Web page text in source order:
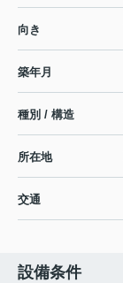
向き
築年月
種別 / 構造
所在地
交通
設備条件